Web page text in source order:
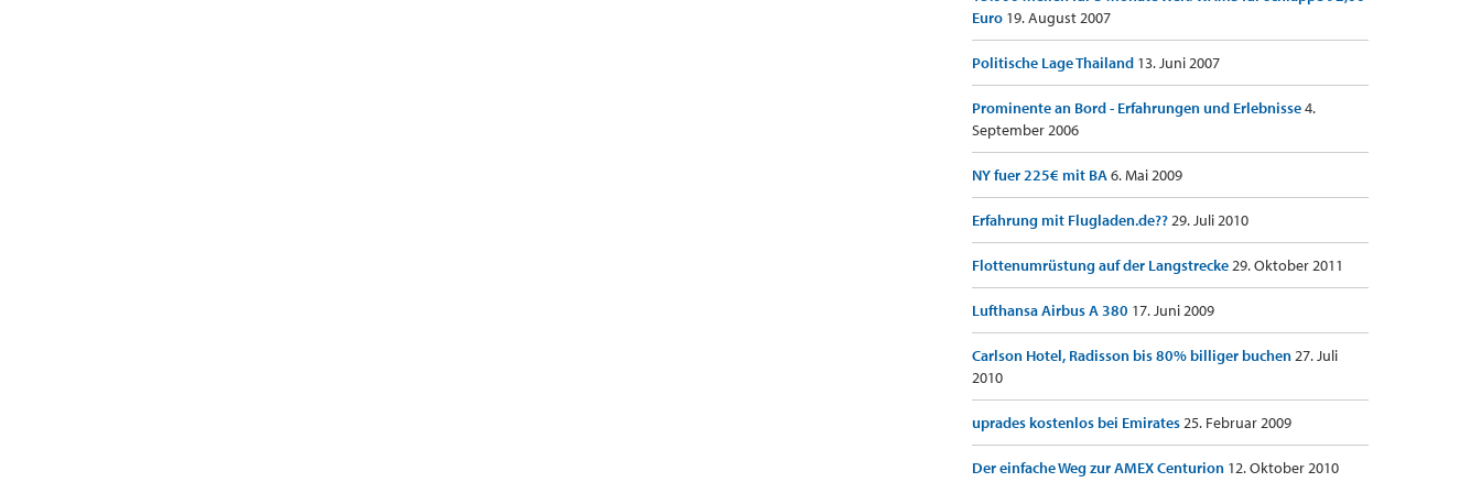
Euro 19. August 2007
Politische Lage Thailand 13. Juni 2007
Prominente an Bord - Erfahrungen und Erlebnisse4.
September 2006
NY fuer 225€ mit BA6. Mai 2009
Erfahrung mit Flugladen.de??29. Juli 2010
Flottenumrüstung auf der Langstrecke29. Oktober 2011
Lufthansa Airbus A 380 17. Juni 2009
Carlson Hotel, Radisson bis 80% billiger buchen27. Juli
2010
uprades kostenlos bei Emirates25. Februar 2009
Der einfache Weg zur AMEX Centurion 12. Oktober 2010